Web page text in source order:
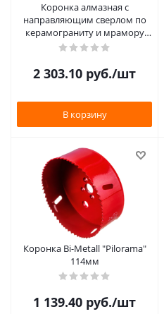
Коронка алмазная с
направляющим сверлом по
керамограниту и мрамору
110мм "Hardcore"
2 303.10 руб./шт
В корзину
Коронка Bi-Metall "Pilorama"
114мм
1 139.40 руб./шт